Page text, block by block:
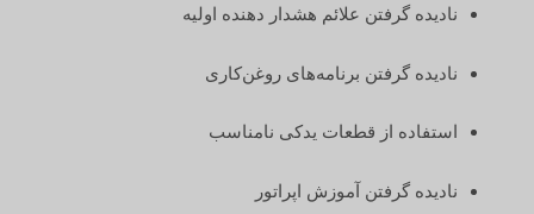
نادیده گرفتن علائم هشدار دهنده اولیه
نادیده گرفتن برنامه‌های روغن‌کاری
استفاده از قطعات یدکی نامناسب
نادیده گرفتن آموزش اپراتور